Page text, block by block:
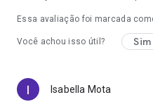
Essa avaliação foi marcada
Você achou isso útil? Sim
Isabella Mota